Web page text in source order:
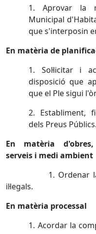
1. Aprovar la
Municipal
que s'interposin
En matèria de
1. Sol·licitar i
disposició que
que el Ple sigui
2. Establiment,
dels Preus Públics.
En matèria
serveis i medi ambient
1. Ordenar la
il·legals.
En matèria processal
1. Acordar la